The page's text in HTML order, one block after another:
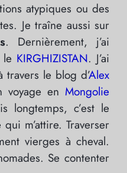
atypiques ou des
Je traîne aussi sur
. Dernièrement, j’ai
KIRGHIZISTAN. J’ai
travers le blog d’Alex
voyage en Mongolie
longtemps, c’est le
m’attire. Traverser
vierges à cheval.
Se contenter